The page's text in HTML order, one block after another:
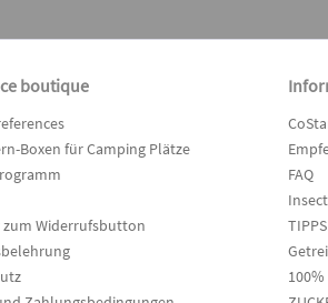
boutique
Boxen für Camping Plätze
Widerrufsbutton
FAQ
100%